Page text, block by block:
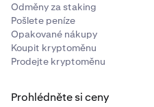
Odměny za staking
Pošlete peníze
Opakované nákupy
Koupit kryptoměnu
Prodejte kryptoměnu
Prohlédněte si ceny